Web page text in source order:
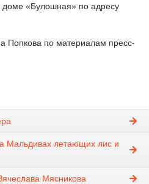
«Булошная» по адресу
Попкова по материалам пресс-
Мальдивах летающих лис и
Мясникова